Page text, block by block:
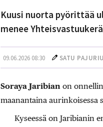
Kuusi nuorta pyörittää
menee
09.06.2026 08:30 SATU
Soraya Jaribianon
maanantaina aurinkoisessa
Kyseessä on Jaribianin